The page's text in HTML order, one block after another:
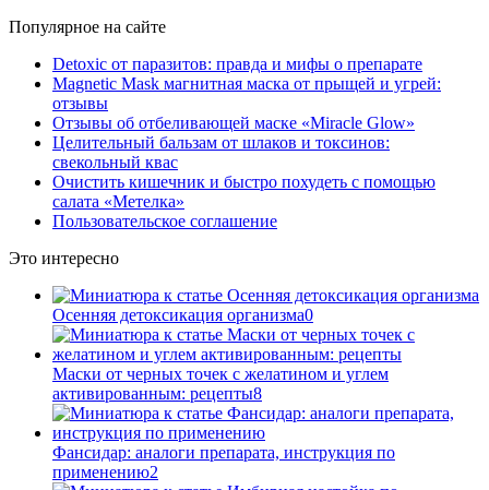
Популярное на сайте
Detoxic от паразитов: правда и мифы о препарате
Magnetic Mask магнитная маска от прыщей и угрей:
отзывы
Отзывы об отбеливающей маске «Miracle Glow»
Целительный бальзам от шлаков и токсинов:
свекольный квас
Очистить кишечник и быстро похудеть с помощью
салата «Метелка»
Пользовательское соглашение
Это интересно
Осенняя детоксикация организма0
Маски от черных точек с желатином и углем
активированным: рецепты8
Фансидар: аналоги препарата, инструкция по
применению2